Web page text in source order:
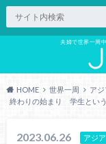
夫婦で世界一周
HOME 世界一周
アジ
終わりの始まり 学生とい
2023.06.26 アジア